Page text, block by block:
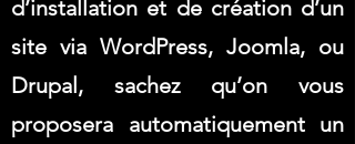
d’installation et de création d’un
site via WordPress, Joomla, ou
Drupal, sachez qu’on vous
proposera automatiquement un